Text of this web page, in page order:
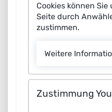
Landesverband Berlin,
eines Robo-Richters in
Mensch. Nichtsdestotrotz
nicht ob, sondern wie
bekommen sei. Trotz
nehme die
Cookies können
Seite durch
zustimmen.
Weitere
Zustimmung